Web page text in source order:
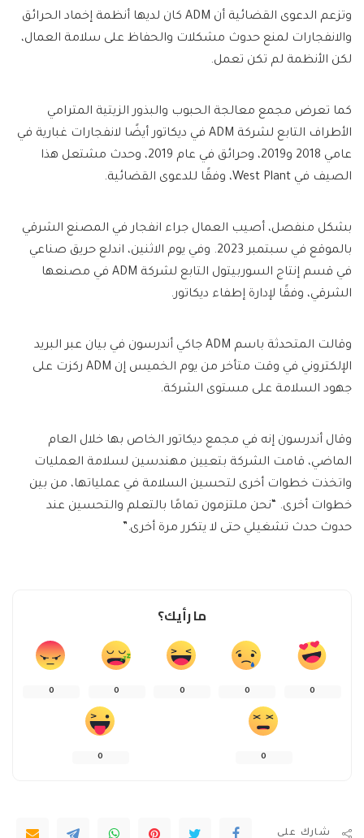
وتزعم الدعوى القضائية أن ADM كان لديها أنظمة إخماد الحرائق
والانفجارات لمنع حدوث مشكلات والحفاظ على سلامة العمال،
لكن الأنظمة لم تكن تعمل.
كما تعرض مجمع معالجة الحبوب والبذور الزيتية المترامي
الأطراف التابع لشركة ADM في ديكاتور أيضًا لانفجارات غبارية في
عامي 2018 و2019، وحرائق في عام 2019، وحدث مشتعل هذا
الصيف في West Plant، وفقًا للدعوى القضائية.
بشكل منفصل، أصيب العمال جراء انفجار في المصنع الشرقي
بالموقع في سبتمبر 2023. وفي يوم الاثنين، اندلع حريق صناعي
في قسم إنتاج السوربيتول التابع لشركة ADM في مصنعها
الشرقي، وفقًا لإدارة إطفاء ديكاتور.
وقالت المتحدثة باسم ADM جاكي أندرسون في بيان عبر البريد
الإلكتروني في وقت متأخر من يوم الخميس إن ADM ركزت على
جهود السلامة على مستوى الشركة.
وقال أندرسون إنه في مجمع ديكاتور الخاص بها خلال العام
الماضي، قامت الشركة بتعيين مهندسين لسلامة العمليات
واتخذت خطوات أخرى لتحسين السلامة في عملياتها، من بين
خطوات أخرى. “نحن ملتزمون تمامًا بالتعلم والتحسين عند
حدوث حدث تشغيلي حتى لا يتكرر مرة أخرى.”
ما رأيك؟
0
0
0
0
0
0
0
شارك على